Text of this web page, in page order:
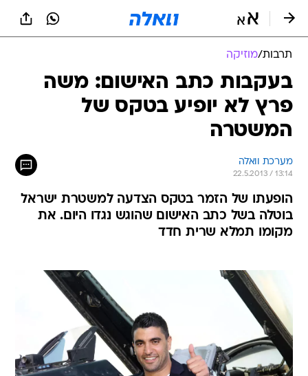
תרבות/מוזיקה
בעקבות כתב האישום: משה
פרץ לא יופיע בטקס של
המשטרה
מערכת וואלה
22.5.2013 / 13:14
הופעתו של הזמר בטקס הצדעה למשטרת ישראל
בוטלה בשל כתב האישום שהוגש נגדו היום. את
מקומו תמלא שרית חדד